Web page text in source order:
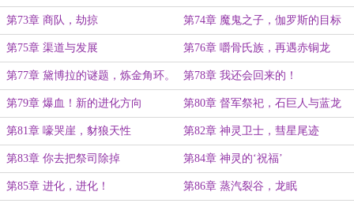
第73章 商队，劫掠 第74章 魔鬼之子，伽罗斯的目标
第75章 渠道与发展 第76章 嚼骨氏族，再遇赤铜龙
第77章 黛博拉的谜题，炼金角环。 第78章 我还会回来的！
第79章 爆血！新的进化方向 第80章 督军祭祀，石巨人与蓝龙
第81章 嚎哭崖，豺狼天性 第82章 神灵卫士，彗星尾迹
第83章 你去把祭司除掉 第84章 神灵的‘祝福’
第85章 进化，进化！ 第86章 蒸汽裂谷，龙眠